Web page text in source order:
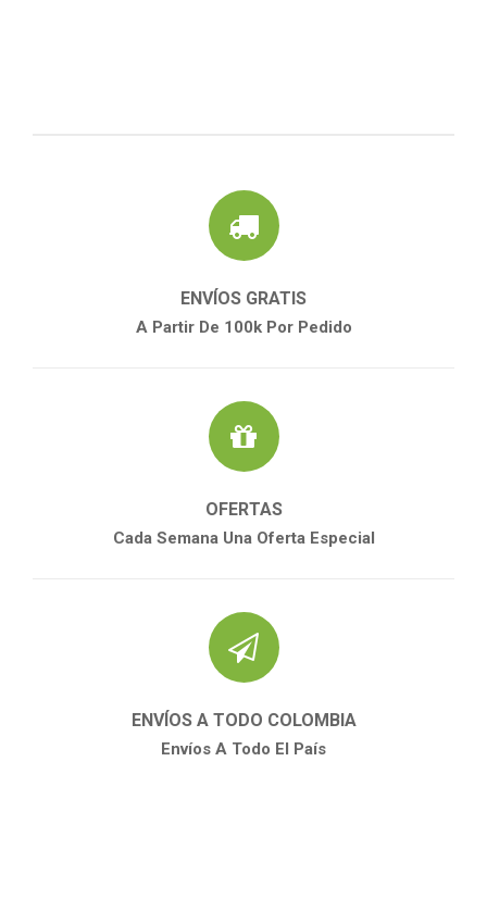
ENVÍOS GRATIS
A Partir De 100k Por Pedido
OFERTAS
Cada Semana Una Oferta Especial
ENVÍOS A TODO COLOMBIA
Envíos A Todo El País